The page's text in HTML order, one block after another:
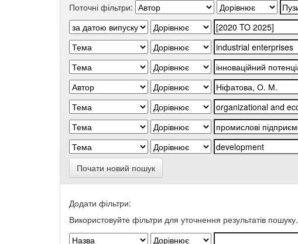
Поточні фільтри:
Почати новий пошук
Додати фільтри:
Використовуйте фільтри для уточнення результатів пошуку.